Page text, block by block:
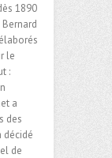
1890
le
:
a
des
décidé
de